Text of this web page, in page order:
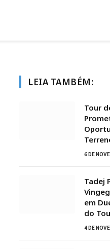
LEIA TAMBÉM:
Tour
6 DE
Tadej
em
do
4 DE